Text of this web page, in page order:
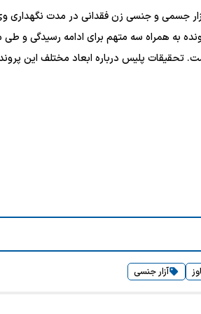
جسمی و جنسی زن فقدانی در مدت نگهداری
به همراه سه متهم برای ادامه رسیدگی و طی
آزار جنسی